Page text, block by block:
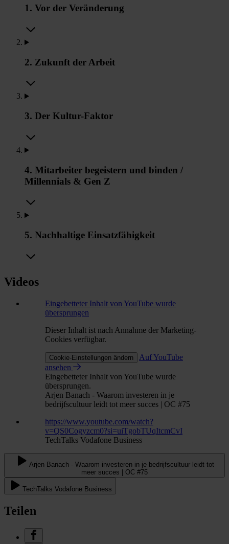
1. Vor der Veränderung
2. Zukunft der Arbeit
3. Der Kultur-Faktor
4. Mitarbeiter begeistern und binden /
Millennials & Gen Z
5. Nachhaltige Einsatzfähigkeit
Videos
Eingebetteter Inhalt von YouTube wurde
übersprungen
Dieser Inhalt ist nach Annahme der Marketing-
Cookies verfügbar.
Cookie-Einstellungen ändern
Auf YouTube
ansehen
Eingebetteter Inhalt von YouTube wurde
übersprungen.
Arjen Banach - Waarom investeren in je
bedrijfscultuur leidt tot meer succes | OC #75
https://www.youtube.com/watch?
v=QS0Cogyzcm0?si=uiTgobTUqItcmCvI
TechTalks Vodafone Business
Arjen Banach - Waarom investeren in je bedrijfscultuur leidt tot
meer succes | OC #75
TechTalks Vodafone Business
Teilen